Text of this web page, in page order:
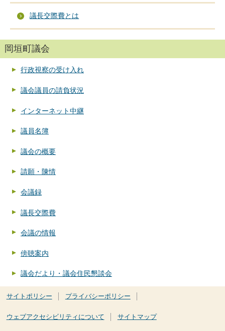
議長交際費とは
岡垣町議会
行政視察の受け入れ
議会議員の請負状況
インターネット中継
議員名簿
議会の概要
請願・陳情
会議録
議長交際費
会議の情報
傍聴案内
議会だより・議会住民懇談会
サイトポリシー プライバシーポリシー
ウェブアクセシビリティについて サイトマップ